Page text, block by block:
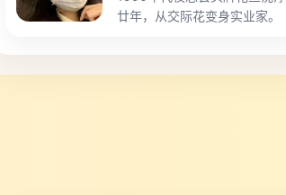
廿年，从交际花变身实业家。